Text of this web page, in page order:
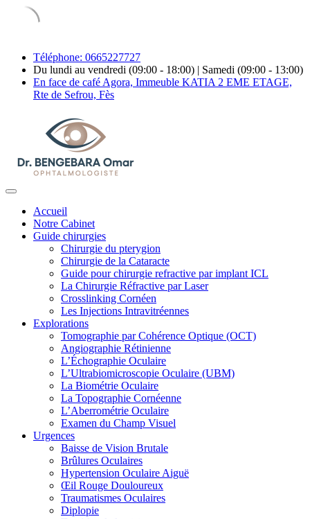
Téléphone: 0665227727
Du lundi au vendredi (09:00 - 18:00) | Samedi (09:00 - 13:00)
En face de café Agora, Immeuble KATIA 2 EME ETAGE,
Rte de Sefrou, Fès
Accueil
Notre Cabinet
Guide chirurgies
Chirurgie du pterygion
Chirurgie de la Cataracte
Guide pour chirurgie refractive par implant ICL
La Chirurgie Réfractive par Laser
Crosslinking Cornéen
Les Injections Intravitréennes
Explorations
Tomographie par Cohérence Optique (OCT)
Angiographie Rétinienne
L’Échographie Oculaire
L’Ultrabiomicroscopie Oculaire (UBM)
La Biométrie Oculaire
La Topographie Cornéenne
L’Aberrométrie Oculaire
Examen du Champ Visuel
Urgences
Baisse de Vision Brutale
Brûlures Oculaires
Hypertension Oculaire Aiguë
Œil Rouge Douloureux
Traumatismes Oculaires
Diplopie